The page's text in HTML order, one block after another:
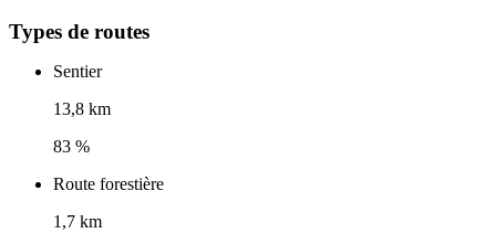
Types de routes
Sentier
13,8 km
83 %
Route forestière
1,7 km